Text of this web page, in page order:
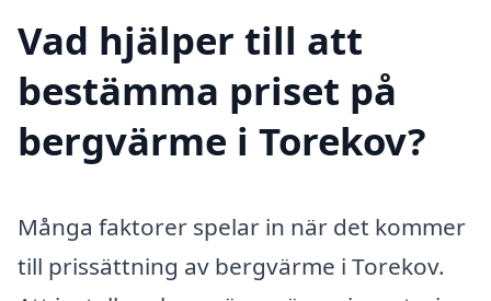
Vad hjälper till att
bestämma priset på
bergvärme i Torekov?
Många faktorer spelar in när det kommer
till prissättning av bergvärme i Torekov.